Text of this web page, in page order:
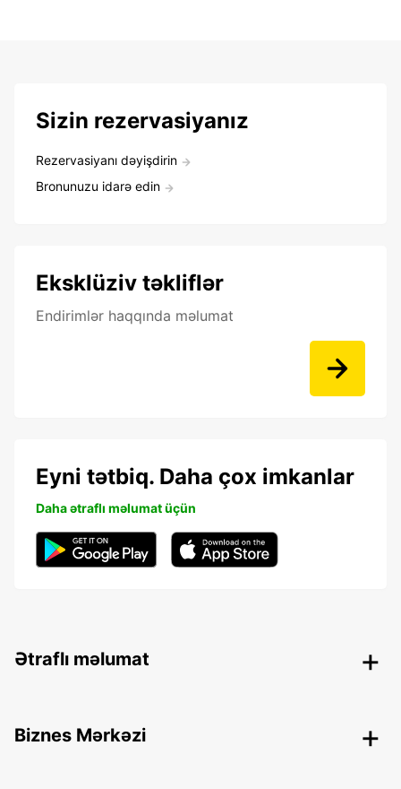
Sizin rezervasiyanız
Rezervasiyanı dəyişdirin
Bronunuzu idarə edin
Eksklüziv təkliflər
Endirimlər haqqında məlumat
Eyni tətbiq. Daha çox imkanlar
Daha ətraflı məlumat üçün
Ətraflı məlumat
Biznes Mərkəzi